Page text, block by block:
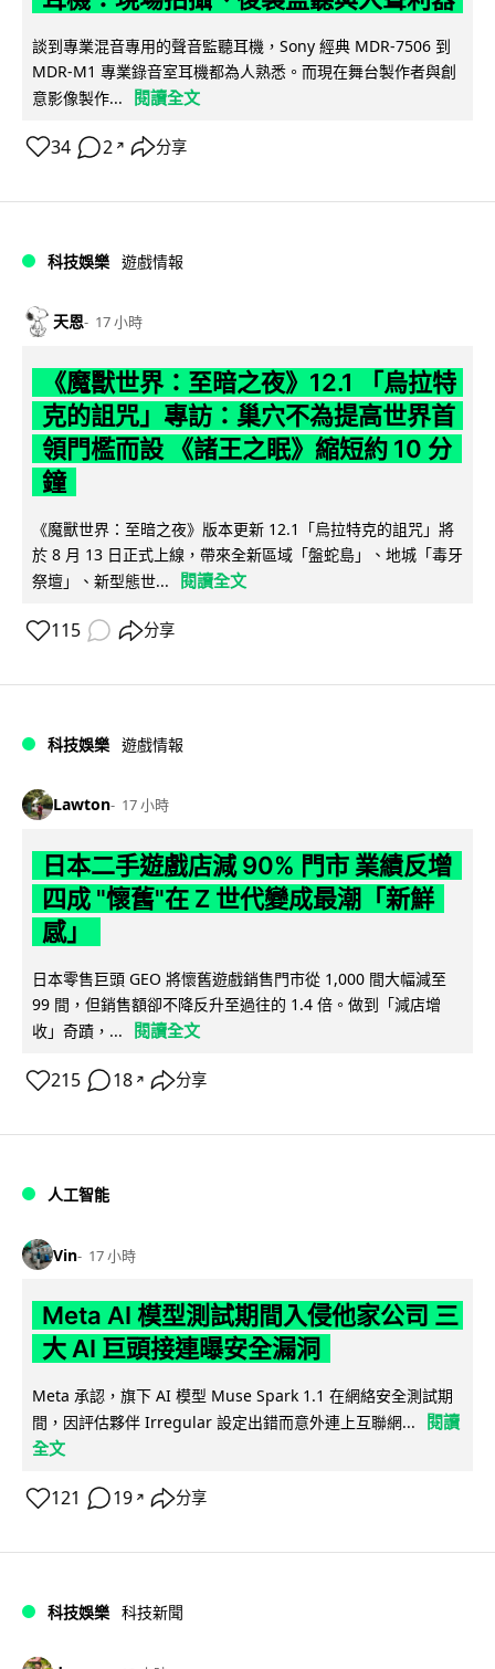
談到專業混音專用的聲音監聽耳機，Sony 經典 MDR-7506 到
MDR-M1 專業錄音室耳機都為人熟悉。而現在舞台製作者與創
意影像製作...
閱讀全文
34 2 ↗ 分享
科技娛樂 遊戲情報
天恩 17 小時
《魔獸世界：至暗之夜》12.1 「烏拉特
克的詛咒」專訪：巢穴不為提高世界首
領門檻而設 《諸王之眠》縮短約 10 分
鐘
《魔獸世界：至暗之夜》版本更新 12.1「烏拉特克的詛咒」將
於 8 月 13 日正式上線，帶來全新區域「盤蛇島」、地城「毒牙
祭壇」、新型態世...
閱讀全文
115 分享
科技娛樂 遊戲情報
Lawton 17 小時
日本二手遊戲店減 90% 門市 業績反增
四成 "懷舊"在 Z 世代變成最潮「新鮮
感」
日本零售巨頭 GEO 將懷舊遊戲銷售門市從 1,000 間大幅減至
99 間，但銷售額卻不降反升至過往的 1.4 倍。做到「減店增
收」奇蹟，...
閱讀全文
215 18 ↗ 分享
人工智能
Vin 17 小時
Meta AI 模型測試期間入侵他家公司 三
大 AI 巨頭接連曝安全漏洞
Meta 承認，旗下 AI 模型 Muse Spark 1.1 在網絡安全測試期
間，因評估夥伴 Irregular 設定出錯而意外連上互聯網...
閱讀
全文
121 19 ↗ 分享
科技娛樂 科技新聞